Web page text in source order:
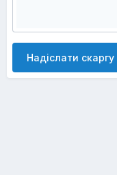
Надіслати скаргу